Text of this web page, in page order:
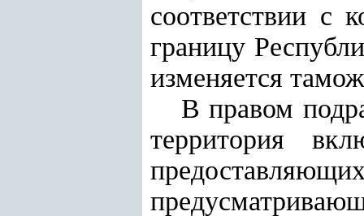
соответствии с
границу
изменяется
В правом
территория